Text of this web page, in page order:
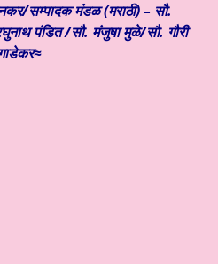
सम्पादक मंडळ (मराठी) – सौ.
पंडित /सौ. मंजुषा मुळे/सौ. गौरी
गाडेकर≈